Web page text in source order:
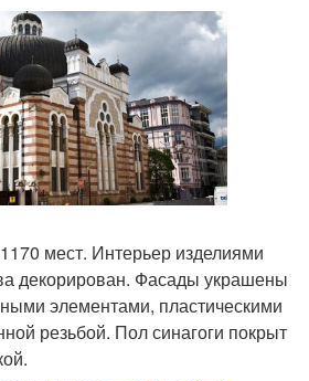
мест. Интерьер изделиями
декорирован. Фасады украшены
элементами, пластическими
резьбой. Пол синагоги покрыт